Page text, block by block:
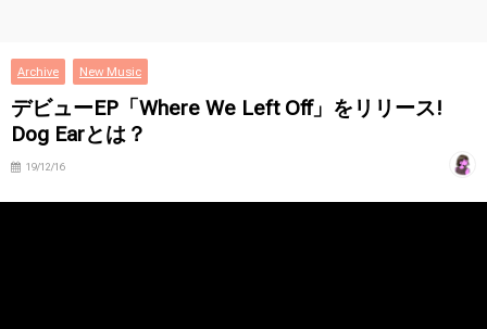
Archive New Music
デビューEP「Where We Left Off」をリリース!
Dog Earとは？
19/12/16